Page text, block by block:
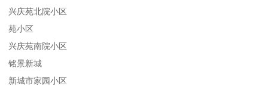
兴庆苑北院小区
苑小区
兴庆苑南院小区
铭景新城
新城市家园小区